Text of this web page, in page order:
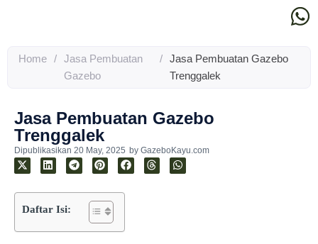
Home / Jasa Pembuatan
Gazebo
/
Jasa Pembuatan Gazebo
Trenggalek
Jasa Pembuatan Gazebo
Trenggalek
Dipublikasikan 20 May, 2025 by GazeboKayu.com
Daftar Isi: